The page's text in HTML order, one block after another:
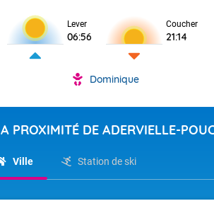
Lever
06:56
Coucher
21:14
Dominique
A PROXIMITÉ DE ADERVIELLE-
Ville Station de ski
Voici les
31 Lyon : 35
: 32 Nancy :
Très
donnent